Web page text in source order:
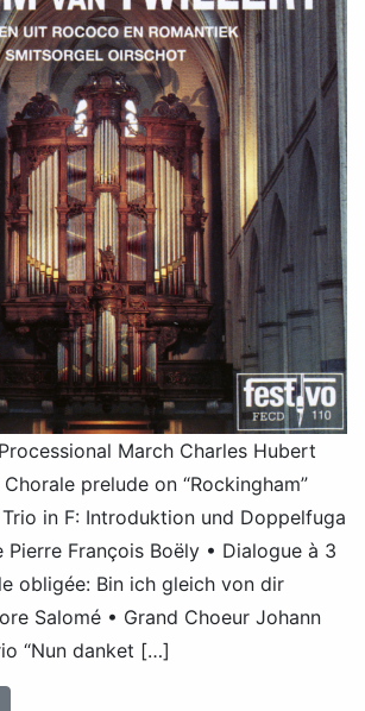
March Charles Hubert
prelude on “Rockingham”
in F: Introduktion und Doppelfuga
Pierre François Boëly • Dialogue à 3
obligée: Bin ich gleich von dir
Salomé • Grand Choeur Johann
“Nun danket […]